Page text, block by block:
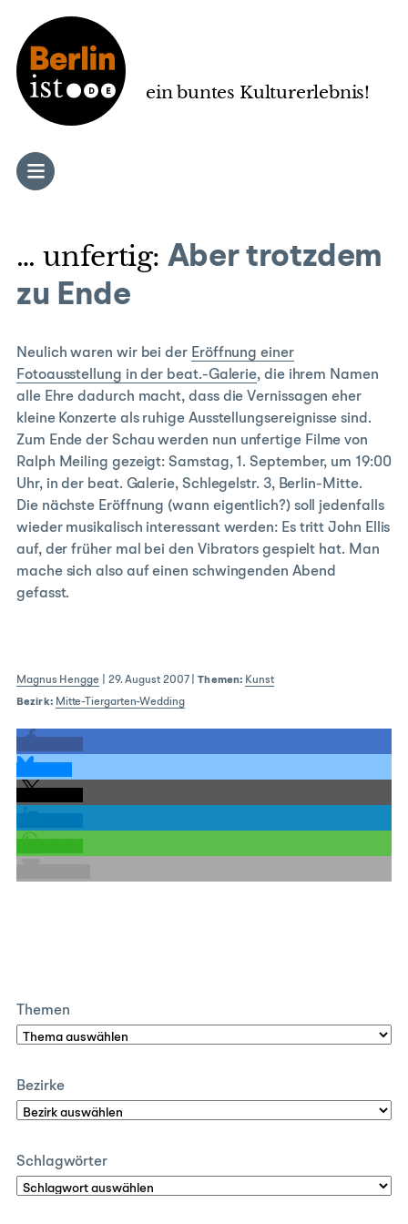
ein buntes Kulturerlebnis!
… unfertig: Aber trotzdem
zu Ende
Neulich waren wir bei der Eröffnung einer
Fotoausstellung in der beat.-Galerie, die ihrem Namen
alle Ehre dadurch macht, dass die Vernissagen eher
kleine Konzerte als ruhige Ausstellungsereignisse sind.
Zum Ende der Schau werden nun unfertige Filme von
Ralph Meiling gezeigt: Samstag, 1. September, um 19:00
Uhr, in der beat. Galerie, Schlegelstr. 3, Berlin-Mitte.
Die nächste Eröffnung (wann eigentlich?) soll jedenfalls
wieder musikalisch interessant werden: Es tritt John Ellis
auf, der früher mal bei den Vibrators gespielt hat. Man
mache sich also auf einen schwingenden Abend
gefasst.
Magnus Hengge| 29. August 2007|Themen: Kunst
Bezirk: Mitte-Tiergarten-Wedding
Themen
Bezirke
Schlagwörter